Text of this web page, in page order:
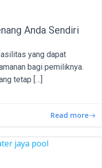
Anda Sendiri
yang dapat
bagi pemiliknya.
tetap […]
Read more